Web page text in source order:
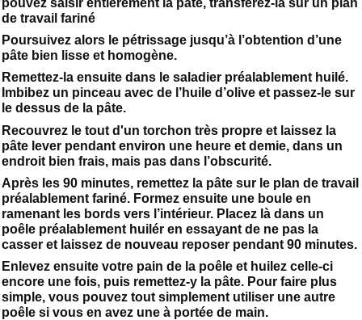
pouvez saisir entièrement la pâte, transférez-la sur un plan
de travail fariné
Poursuivez alors le pétrissage jusqu’à l’obtention d’une
pâte bien lisse et homogène.
Remettez-la ensuite dans le saladier préalablement huilé.
Imbibez un pinceau avec de l’huile d’olive et passez-le sur
le dessus de la pâte.
Recouvrez le tout d'un torchon très propre et laissez la
pâte lever pendant environ une heure et demie, dans un
endroit bien frais, mais pas dans l’obscurité.
Après les 90 minutes, remettez la pâte sur le plan de travail
préalablement fariné. Formez ensuite une boule en
ramenant les bords vers l’intérieur. Placez là dans un
poêle préalablement huilér en essayant de ne pas la
casser et laissez de nouveau reposer pendant 90 minutes.
Enlevez ensuite votre pain de la poêle et huilez celle-ci
encore une fois, puis remettez-y la pâte. Pour faire plus
simple, vous pouvez tout simplement utiliser une autre
poêle si vous en avez une à portée de main.